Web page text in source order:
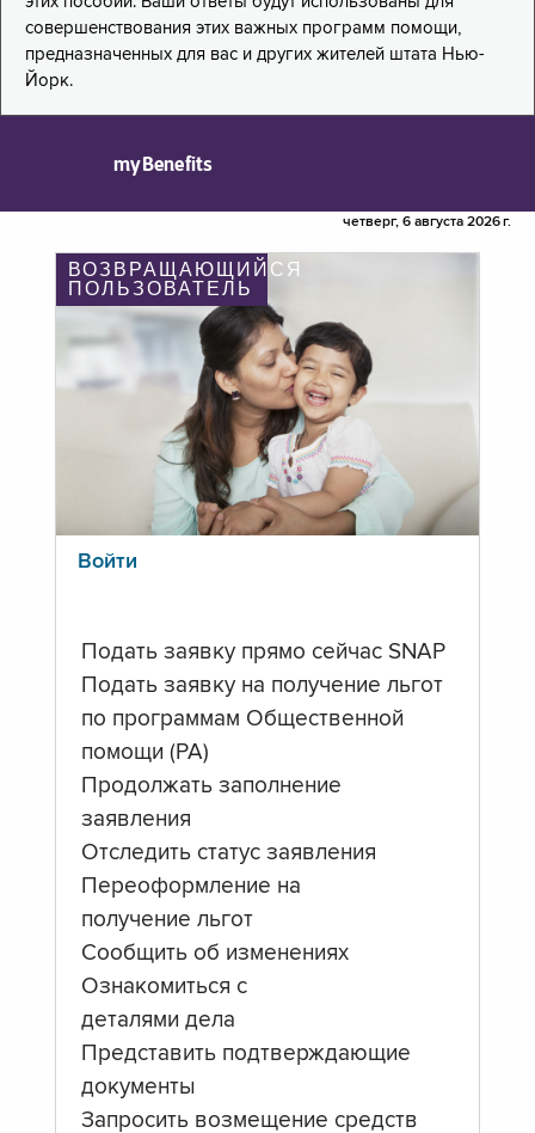
совершенствования этих важных программ помощи,
предназначенных для вас и других жителей штата Нью-
Йорк.
myBenefits
четверг, 6 августа 2026 г.
ВОЗВРАЩАЮЩИЙСЯ
ПОЛЬЗОВАТЕЛЬ
Войти
Подать заявку прямо сейчас SNAP
Подать заявку на получение льгот
по программам Общественной
помощи (PA)
Продолжать заполнение
заявления
Отследить статус заявления
Переоформление на
получение льгот
Сообщить об изменениях
Ознакомиться с
деталями дела
Представить подтверждающие
документы
Запросить возмещение средств